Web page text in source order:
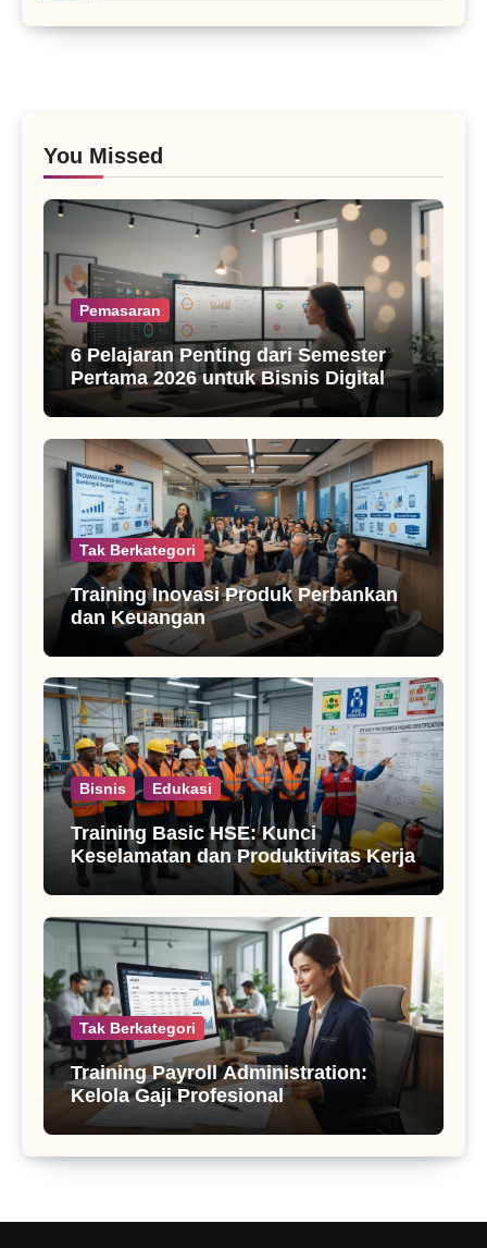
You Missed
Pemasaran
6 Pelajaran Penting dari Semester
Pertama 2026 untuk Bisnis Digital
Tak Berkategori
Training Inovasi Produk Perbankan
dan Keuangan
Bisnis Edukasi
Training Basic HSE: Kunci
Keselamatan dan Produktivitas Kerja
Tak Berkategori
Training Payroll Administration:
Kelola Gaji Profesional